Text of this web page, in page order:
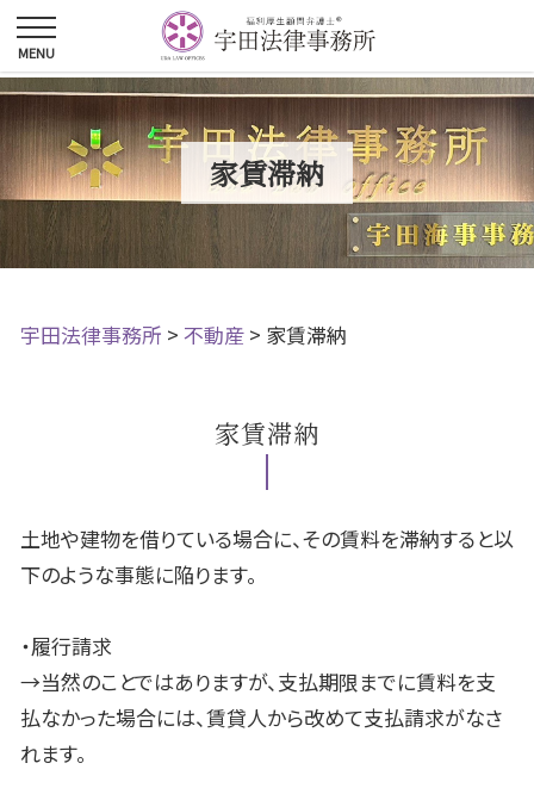
家賃滞納
宇田法律事務所 > 不動産 > 家賃滞納
家賃滞納
土地や建物を借りている場合に、その賃料を滞納すると以
下のような事態に陥ります。
・履行請求
→当然のことではありますが、支払期限までに賃料を支
払なかった場合には、賃貸人から改めて支払請求がなさ
れます。